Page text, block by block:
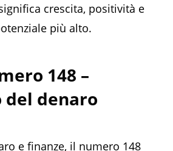
crescita, positività e
più alto.
148 –
del denaro
e finanze, il numero 148